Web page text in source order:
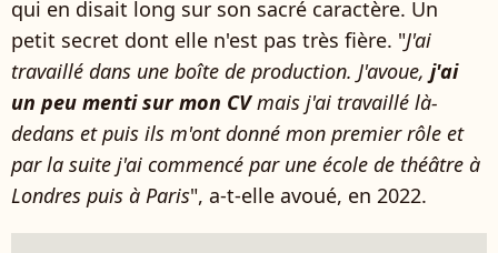
qui en disait long sur son sacré caractère. Un
petit secret dont elle n'est pas très fière. "J'ai
travaillé dans une boîte de production. J'avoue, j'ai
un peu menti sur mon CVmais j'ai travaillé là-
dedans et puis ils m'ont donné mon premier rôle et
par la suite j'ai commencé par une école de théâtre à
Londres puis à Paris", a-t-elle avoué, en 2022.